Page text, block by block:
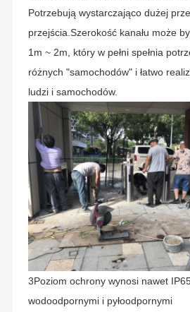
Do Domu Produkty O
Kontrola
Jakości
Skontaktuj
Się Z Nami
Potrzebują wystarczająco dużej
przejścia.Szerokość kanału może
1m ~ 2m, który w pełni spełnia
różnych "samochodów" i łatwo
ludzi i samochodów.
3Poziom ochrony wynosi nawet
wodoodpornymi i pyłoodpornymi
Założona w 2006 roku Shenzhen
Technology Co., Ltd. jest
technologii, integrującym badania i
sprzedaż i usługi w jednym.CXT
inteligentnej domeny zarządzania
pieszychZapewnia klientom
spersonalizowane rozwiązania w
dostępu i bram bezpieczeństwa.